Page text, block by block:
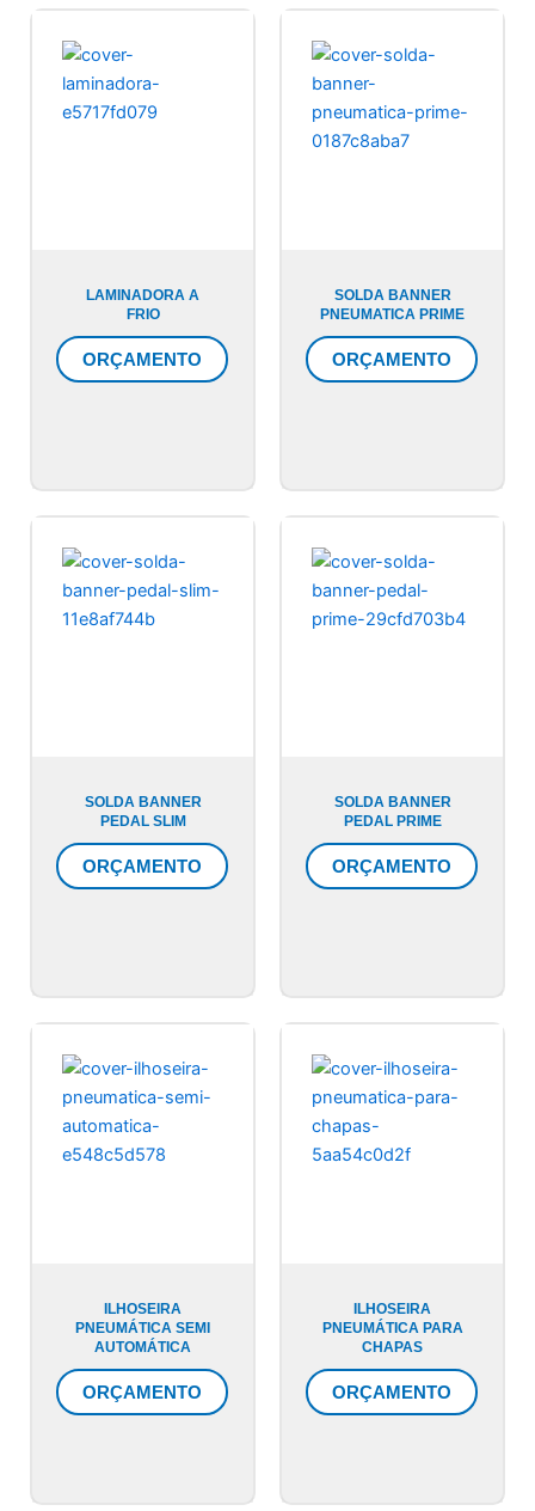
LAMINADORA A
FRIO
ORÇAMENTO
SOLDA BANNER
PNEUMATICA PRIME
ORÇAMENTO
SOLDA BANNER
PEDAL SLIM
ORÇAMENTO
SOLDA BANNER
PEDAL PRIME
ORÇAMENTO
ILHOSEIRA
PNEUMÁTICA SEMI
AUTOMÁTICA
ORÇAMENTO
ILHOSEIRA
PNEUMÁTICA PARA
CHAPAS
ORÇAMENTO